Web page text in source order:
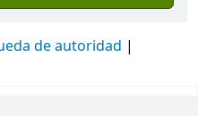
de autoridad